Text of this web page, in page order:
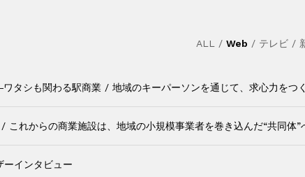
ALL / Web / テレビ /
タシも関わる駅商業 / 地域のキーパーソンを通じて、求心力をつ
/ これからの商業施設は、地域の小規模事業者を巻き込んだ“共同体”
ーインタビュー